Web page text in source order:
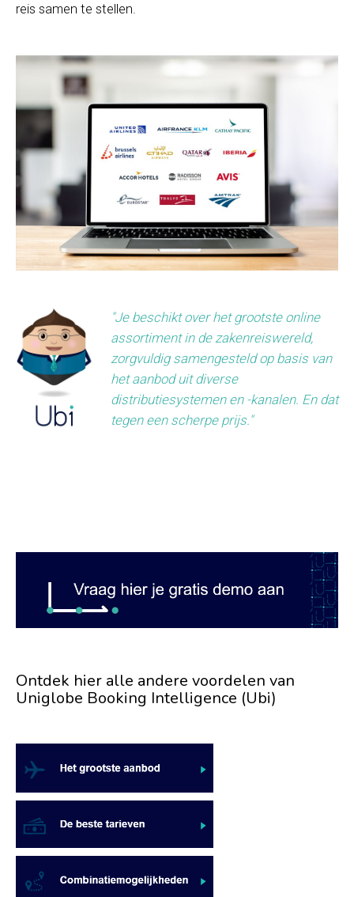
reis samen te stellen.
"Je beschikt over het grootste online
assortiment in de zakenreiswereld,
zorgvuldig samengesteld op basis van
het aanbod uit diverse
distributiesystemen en -kanalen. En dat
tegen een scherpe prijs."
Ontdek hier alle andere voordelen van
Uniglobe Booking Intelligence (Ubi)